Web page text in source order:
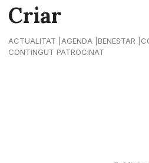
Criar
ACTUALITAT AGENDA BENESTAR
CONTINGUT PATROCINAT